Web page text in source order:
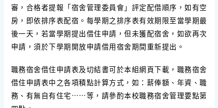
審，合格者提報「宿舍管理委員會」評定配借順序，如有空
房，即依排序表配宿。每學期之排序表有效期限至當學期最
後一天，若當學期提出借住申請，但未獲配宿舍，如欲再次
申請，須於下學期開放申請借用宿舍期間重新提出。
職務宿舍借住申請表及切結書可於本組網頁下載，職務宿舍
借住申請表中之各項積點計算方式，如：薪俸額、年資、職
務、有無自有住宅……等，請參酌本校職務宿舍管理要點第